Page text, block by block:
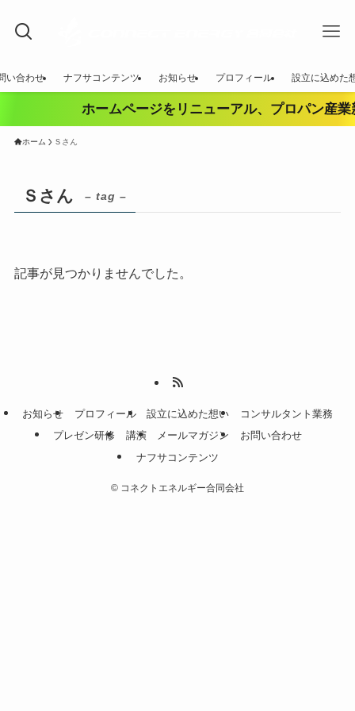
い合わせ ナフサコンテンツ お知らせ プロフィール 設立に込めた
ホームページをリニューアル、プロパン産
ホーム Ｓさん
Ｓさん – tag –
記事が見つかりませんでした。
お知らせ プロフィール 設立に込めた想い
コンサルタント業務
プレゼン研修
講演 メールマガジン
お問い合わせ
ナフサコンテンツ
© コネクトエネルギー合同会社